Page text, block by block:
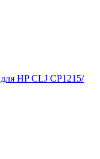
HP CLJ CP1215/